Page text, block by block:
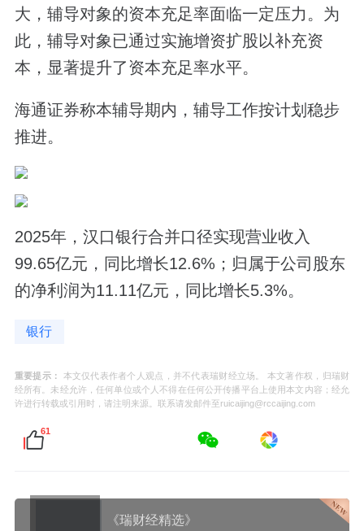
大，辅导对象的资本充足率面临一定压力。为
此，辅导对象已通过实施增资扩股以补充资
本，显著提升了资本充足率水平。
海通证券称本辅导期内，辅导工作按计划稳步
推进。
2025年，汉口银行合并口径实现营业收入
99.65亿元，同比增长12.6%；归属于公司股东
的净利润为11.11亿元，同比增长5.3%。
银行
重要提示：
本文仅代表作者个人观点，并不代表瑞财经立场。 本文著作权，归瑞财
经所有。未经允许，任何单位或个人不得在任何公开传播平台上使用本文内容；经允
许进行转载或引用时，请注明来源。联系请发邮件至ruicaijing@rccaijing.com
61
《瑞财经精选》